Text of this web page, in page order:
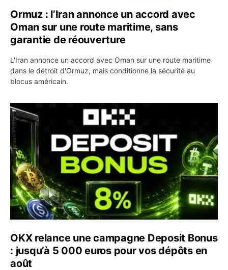
Ormuz : l’Iran annonce un accord avec
Oman sur une route maritime, sans
garantie de réouverture
L'Iran annonce un accord avec Oman sur une route maritime
dans le détroit d'Ormuz, mais conditionne la sécurité au
blocus américain.
OKX relance une campagne Deposit Bonus : jusqu’à 5
OKX relance une campagne Deposit Bonus
: jusqu’à 5 000 euros pour vos dépôts en
août